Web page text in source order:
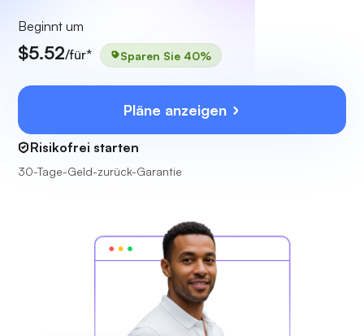
Beginnt um
$5.52/für* Sparen Sie 40%
Pläne anzeigen
Risikofrei starten
30-Tage-Geld-zurück-Garantie